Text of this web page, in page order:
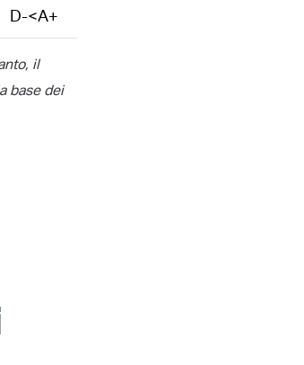
D-<A+
il
base dei